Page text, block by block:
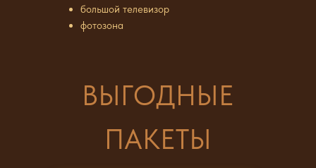
большой телевизор
фотозона
ВЫГОДНЫЕ
ПАКЕТЫ